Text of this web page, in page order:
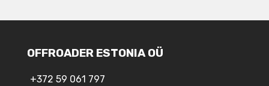
OFFROADER ESTONIA OÜ
+372 59 061 797